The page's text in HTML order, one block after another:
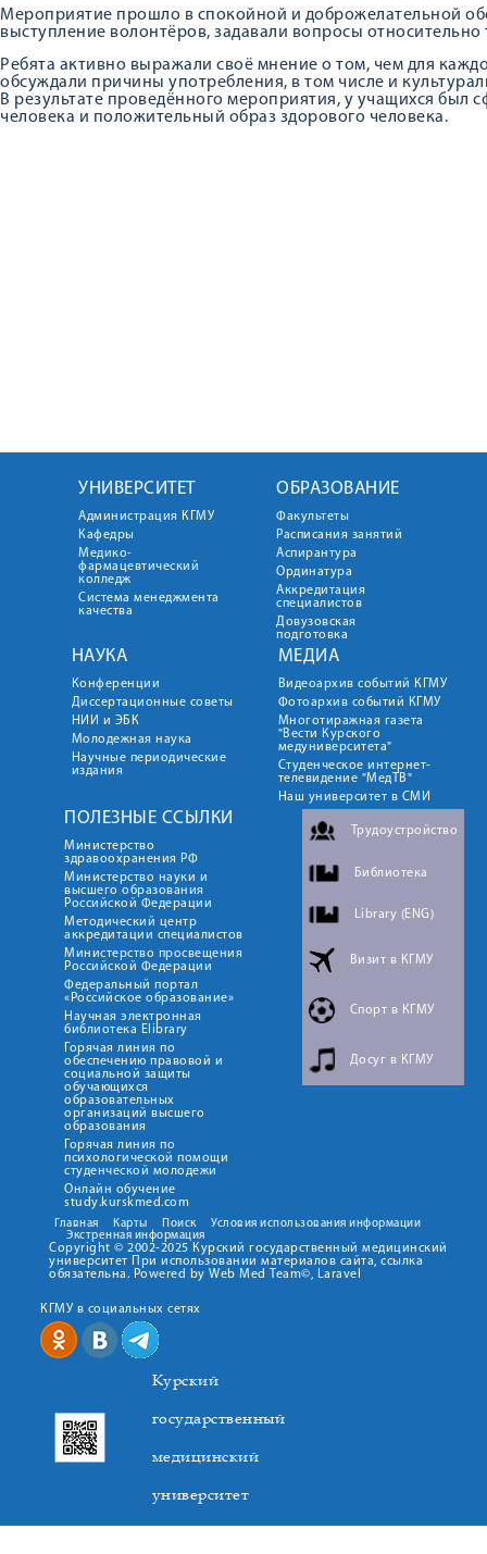
Мероприятие прошло в спокойной и доброжелательной
выступление волонтёров, задавали вопросы
Ребята активно выражали своё мнение о том, чем для
обсуждали причины употребления, в том числе и
В результате проведённого мероприятия, у учащихся был
человека и положительный образ здорового человека.
УНИВЕРСИТЕТ
Администрация КГМУ
Кафедры
Медико-
фармацевтический
колледж
Система менеджмента
качества
ОБРАЗОВАНИЕ
Факультеты
Расписания занятий
Аспирантура
Ординатура
Аккредитация
специалистов
Довузовская
подготовка
НАУКА
Конференции
Диссертационные советы
НИИ и ЭБК
Молодежная наука
Научные периодические
издания
МЕДИА
Видеоархив событий КГМУ
Фотоархив событий КГМУ
Многотиражная газета
"Вести Курского
медуниверситета"
Студенческое интернет-
телевидение "МедТВ"
Наш университет в СМИ
ПОЛЕЗНЫЕ ССЫЛКИ
Министерство
здравоохранения РФ
Министерство науки и
высшего образования
Российской Федерации
Методический центр
аккредитации специалистов
Министерство просвещения
Российской Федерации
Федеральный портал
«Российское образование»
Научная электронная
библиотека Elibrary
Горячая линия по
обеспечению правовой и
социальной защиты
обучающихся
образовательных
организаций высшего
образования
Горячая линия по
психологической помощи
студенческой молодежи
Онлайн обучение
study.kurskmed.com
Трудоустройство
Библиотека
Library (ENG)
Визит в КГМУ
Спорт в КГМУ
Досуг в КГМУ
Главная Карты Поиск
Условия использования информации
Экстренная информация
Copyright © 2002-2025 Курский государственный медицинский
университет При использовании материалов сайта, ссылка
обязательна. Powered by Web Med Team©, Laravel
КГМУ в социальных сетях
Курский
государственный
медицинский
университет